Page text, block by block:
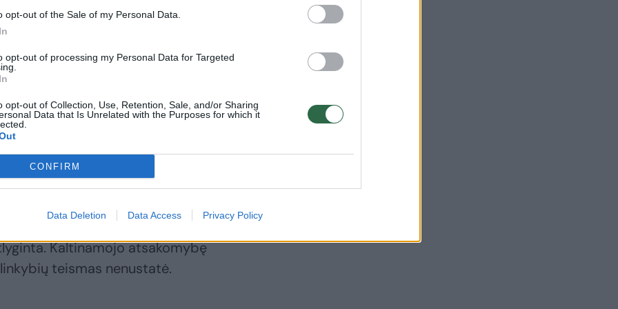
opt-out of the Sale of my Personal Data.
opt-out of processing my Personal Data for Targeted
opt-out of Collection, Use, Retention, Sale, and/or Sharing
Data that Is Unrelated with the Purposes for which it
CONFIRM
Data Deletion Data Access Privacy Policy
tikslą apgaule įgyti svetimą turtą.
kad kaltinamasis buvo aktyvus ir
reikėdavo gauti pinigų, tačiau kai
vengdavo, nurodydavo įvairias
o skirdamas bausmę atsižvelgė į
laipsnį, kaltės formą ir rūšį,
asmenybę, taip pat tai, kad
nesunkūs) nusikaltimai. Visi
jais nukentėjusiesiems
Kaltinamojo atsakomybę
teismas nenustatė.